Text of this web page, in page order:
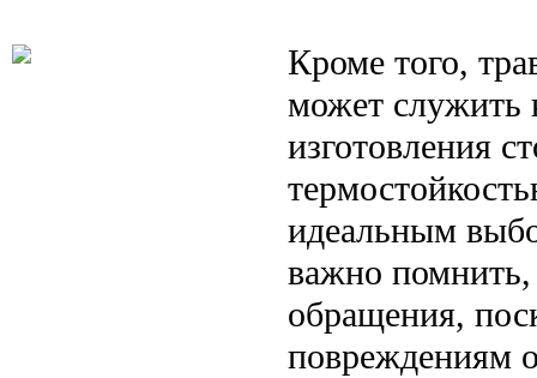
Кроме того,
может служить
изготовления
идеальным
важно помнить,
обращения,
повреждениям